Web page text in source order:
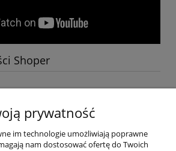
Shoper
Pomoc
Moje konto
prywatność
im technologie umożliwiają poprawne
nam dostosować ofertę do Twoich